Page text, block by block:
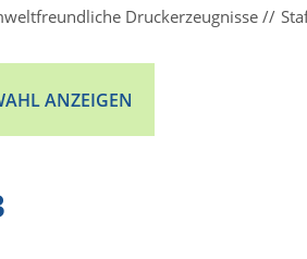
Druckerzeugnisse
ANZEIGEN